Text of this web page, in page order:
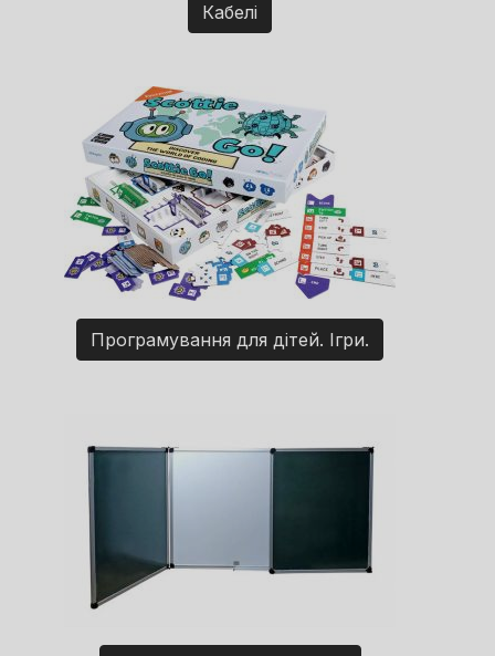
Кабелі
Програмування для дітей. Ігри.